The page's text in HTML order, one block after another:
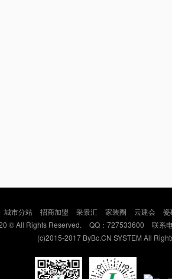
城市分站 招商加盟 采景汇 家装圈 云建会 瓷
© All Rights Reserved. QQ：727533600 联系
(c)2015-2017 ByBc.CN SYSTEM All